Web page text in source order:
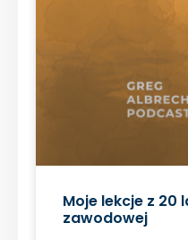
Moje lekcje z 20
zawodowej